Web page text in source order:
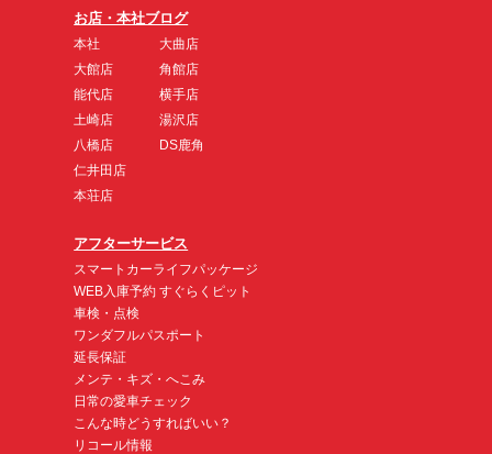
お店・本社ブログ
本社
大館店
能代店
土崎店
八橋店
仁井田店
本荘店
大曲店
角館店
横手店
湯沢店
DS鹿角
アフターサービス
スマートカーライフパッケージ
WEB入庫予約 すぐらくピット
車検・点検
ワンダフルパスポート
延長保証
メンテ・キズ・へこみ
日常の愛車チェック
こんな時どうすればいい？
リコール情報